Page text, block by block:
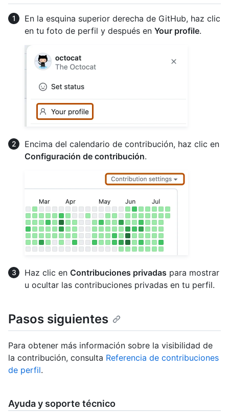
En la esquina superior derecha de GitHub, haz clic
en tu foto de perfil y después en Your profile.
Encima del calendario de contribución, haz clic en
Configuración de contribución.
Haz clic en Contribuciones privadas para mostrar
u ocultar las contribuciones privadas en tu perfil.
Pasos siguientes
Para obtener más información sobre la visibilidad de
la contribución, consulta Referencia de contribuciones
de perfil.
Ayuda y soporte técnico